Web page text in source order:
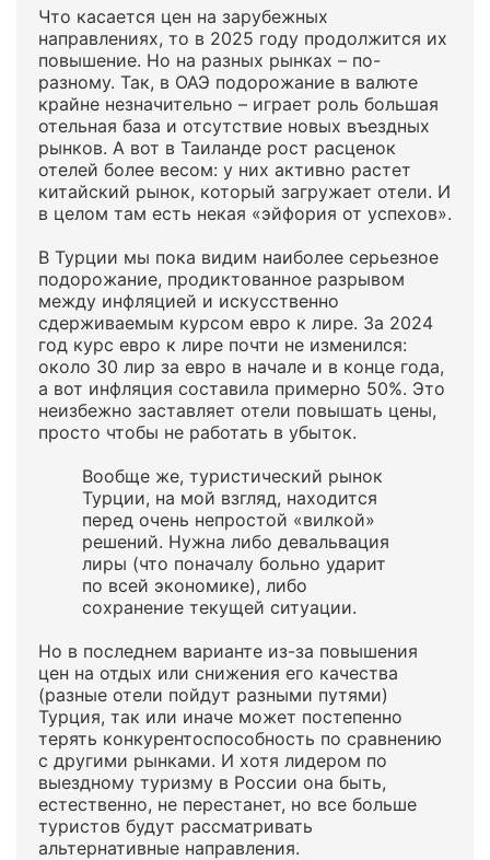
Что касается цен на зарубежных
направлениях, то в 2025 году продолжится их
повышение. Но на разных рынках – по-
разному. Так, в ОАЭ подорожание в валюте
крайне незначительно – играет роль большая
отельная база и отсутствие новых въездных
рынков. А вот в Таиланде рост расценок
отелей более весом: у них активно растет
китайский рынок, который загружает отели. И
в целом там есть некая «эйфория от успехов».
В Турции мы пока видим наиболее серьезное
подорожание, продиктованное разрывом
между инфляцией и искусственно
сдерживаемым курсом евро к лире. За 2024
год курс евро к лире почти не изменился:
около 30 лир за евро в начале и в конце года,
а вот инфляция составила примерно 50%. Это
неизбежно заставляет отели повышать цены,
просто чтобы не работать в убыток.
Вообще же, туристический рынок
Турции, на мой взгляд, находится
перед очень непростой «вилкой»
решений. Нужна либо девальвация
лиры (что поначалу больно ударит
по всей экономике), либо
сохранение текущей ситуации.
Но в последнем варианте из-за повышения
цен на отдых или снижения его качества
(разные отели пойдут разными путями)
Турция, так или иначе может постепенно
терять конкурентоспособность по сравнению
с другими рынками. И хотя лидером по
выездному туризму в России она быть,
естественно, не перестанет, но все больше
туристов будут рассматривать
альтернативные направления.